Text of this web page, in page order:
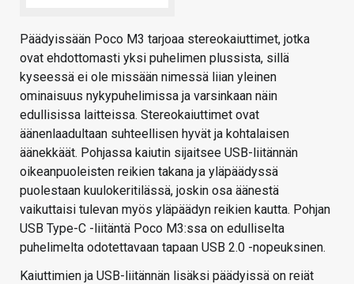
Päädyissään Poco M3 tarjoaa stereokaiuttimet, jotka
ovat ehdottomasti yksi puhelimen plussista, sillä
kyseessä ei ole missään nimessä liian yleinen
ominaisuus nykypuhelimissa ja varsinkaan näin
edullisissa laitteissa. Stereokaiuttimet ovat
äänenlaadultaan suhteellisen hyvät ja kohtalaisen
äänekkäät. Pohjassa kaiutin sijaitsee USB-liitännän
oikeanpuoleisten reikien takana ja yläpäädyssä
puolestaan kuulokeritilässä, joskin osa äänestä
vaikuttaisi tulevan myös yläpäädyn reikien kautta. Pohjan
USB Type-C -liitäntä Poco M3:ssa on edulliselta
puhelimelta odotettavaan tapaan USB 2.0 -nopeuksinen.
Kaiuttimien ja USB-liitännän lisäksi päädyissä on reiät